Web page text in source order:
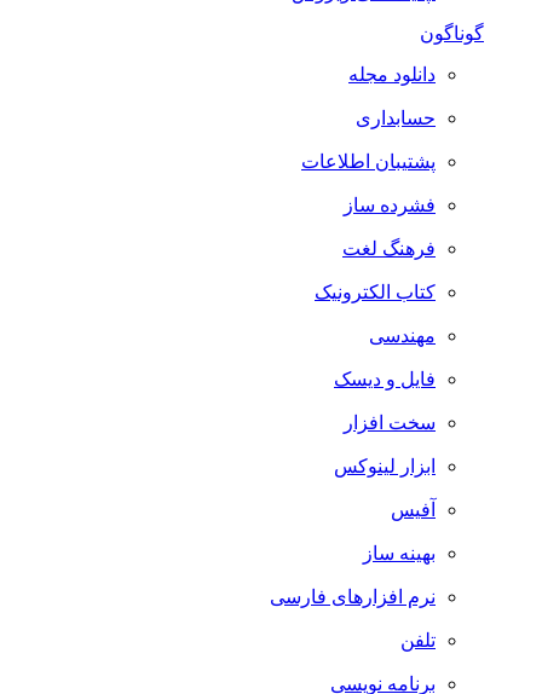
گوناگون
دانلود مجله
حسابداری
پشتیبان اطلاعات
فشرده ساز
فرهنگ لغت
کتاب الکترونیک
مهندسی
فایل و دیسک
سخت افزار
ابزار لینوکس
آفیس
بهینه ساز
نرم افزارهای فارسی
تلفن
برنامه نویسی